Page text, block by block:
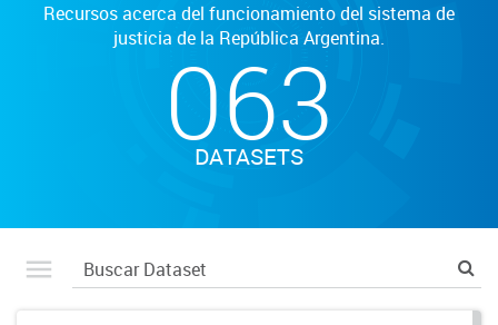
Recursos acerca del funcionamiento del sistema de
justicia de la República Argentina.
063
DATASETS